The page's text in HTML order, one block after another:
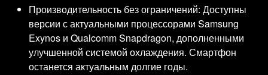
Производительность без ограничений: Доступны
версии с актуальными процессорами Samsung
Exynos и Qualcomm Snapdragon, дополненными
улучшенной системой охлаждения. Смартфон
останется актуальным долгие годы.